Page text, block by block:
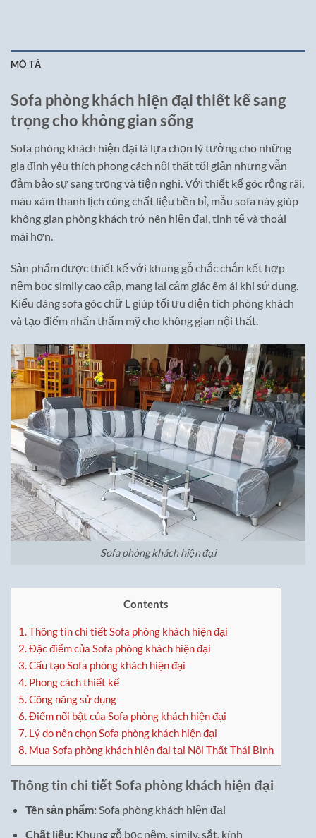
MÔ TẢ
Sofa phòng khách hiện đại thiết kế sang
trọng cho không gian sống
Sofa phòng khách hiện đại là lựa chọn lý tưởng cho những
gia đình yêu thích phong cách nội thất tối giản nhưng vẫn
đảm bảo sự sang trọng và tiện nghi. Với thiết kế góc rộng rãi,
màu xám thanh lịch cùng chất liệu bền bỉ, mẫu sofa này giúp
không gian phòng khách trở nên hiện đại, tinh tế và thoải
mái hơn.
Sản phẩm được thiết kế với khung gỗ chắc chắn kết hợp
nệm bọc simily cao cấp, mang lại cảm giác êm ái khi sử dụng.
Kiểu dáng sofa góc chữ L giúp tối ưu diện tích phòng khách
và tạo điểm nhấn thẩm mỹ cho không gian nội thất.
Sofa phòng khách hiện đại
Contents
1.Thông tin chi tiết Sofa phòng khách hiện đại
2.Đặc điểm của Sofa phòng khách hiện đại
3.Cấu tạo Sofa phòng khách hiện đại
4. Phong cách thiết kế
5.Công năng sử dụng
6.Điểm nổi bật của Sofa phòng khách hiện đại
7. Lý do nên chọn Sofa phòng khách hiện đại
8. Mua Sofa phòng khách hiện đại tại Nội Thất Thái Bình
Thông tin chi tiết Sofa phòng khách hiện đại
Tên sản phẩm:Sofa phòng khách hiện đại
Chất liệu:Khung gỗ bọc nệm, simily, sắt, kính